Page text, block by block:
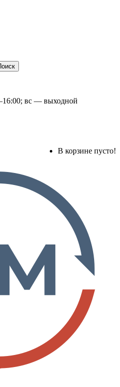
вс — выходной
В корзине пусто!